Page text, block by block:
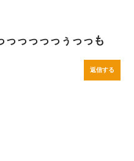
っっっっっぅっっも
返信する